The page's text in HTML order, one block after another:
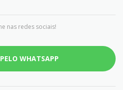
nas redes sociais!
WHATSAPP